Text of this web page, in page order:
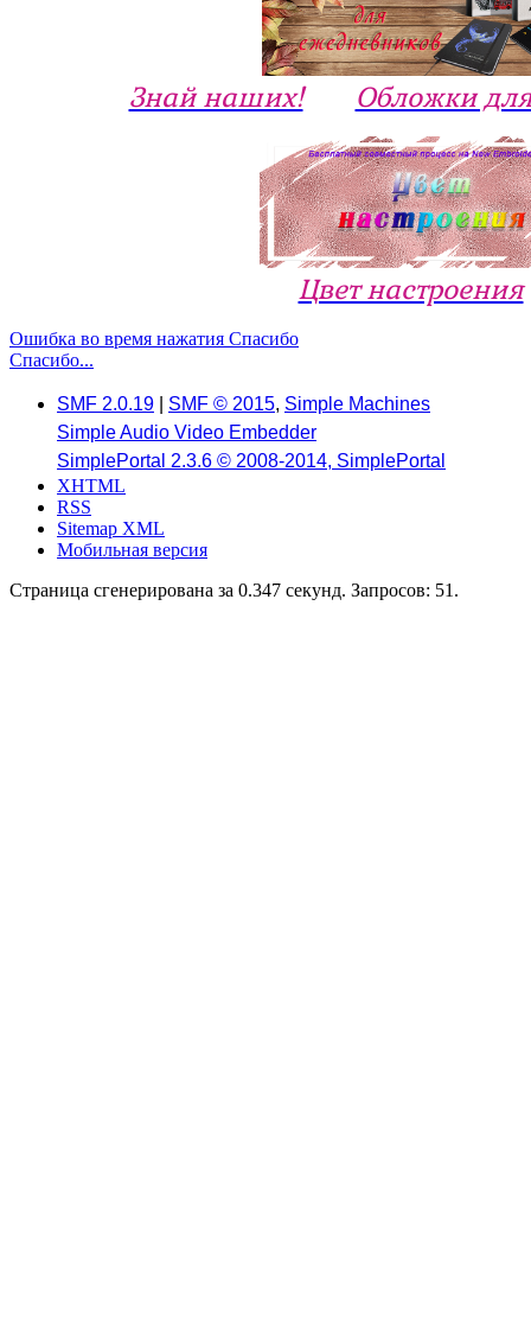
Знай наших! Обложки
Цвет настроения
Ошибка во время нажатия Спасибо
Спасибо...
SMF 2.0.19 SMF © 2015, Simple Machines
Simple Audio Video Embedder
SimplePortal 2.3.6 © 2008-2014, SimplePortal
XHTML
RSS
Sitemap XML
Мобильная версия
Страница сгенерирована за 0.347 секунд. Запросов: 51.